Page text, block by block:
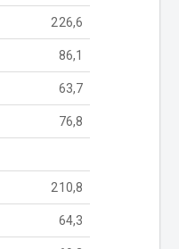
226,6
86,1
63,7
76,8
210,8
64,3